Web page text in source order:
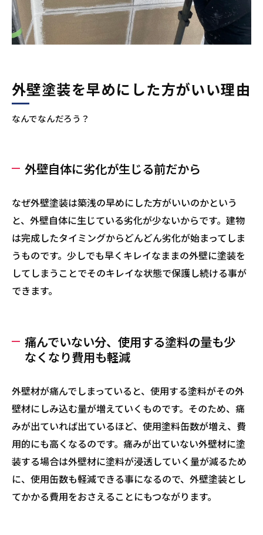
外壁塗装を早めにした方がいい理由
なんでなんだろう？
外壁自体に劣化が生じる前だから
なぜ外壁塗装は築浅の早めにした方がいいのかという
と、外壁自体に生じている劣化が少ないからです。建物
は完成したタイミングからどんどん劣化が始まってしま
うものです。少しでも早くキレイなままの外壁に塗装を
してしまうことでそのキレイな状態で保護し続ける事が
できます。
痛んでいない分、使用する塗料の量も少
なくなり費用も軽減
外壁材が痛んでしまっていると、使用する塗料がその外
壁材にしみ込む量が増えていくものです。そのため、痛
みが出ていれば出ているほど、使用塗料缶数が増え、費
用的にも高くなるのです。痛みが出ていない外壁材に塗
装する場合は外壁材に塗料が浸透していく量が減るため
に、使用缶数も軽減できる事になるので、外壁塗装とし
てかかる費用をおさえることにもつながります。